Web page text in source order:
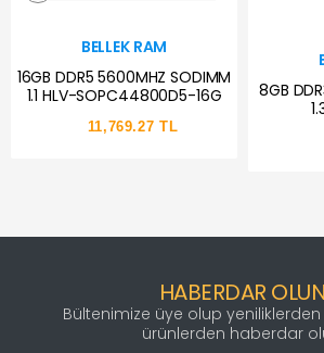
BELLEK RAM
16GB DDR5 5600MHZ SODIMM
1.1 HLV-SOPC44800D5-16G
11,769.27 TL
8GB
HABERDAR OLUN
Bültenimize üye olup yeniliklerden
ürünlerden haberdar